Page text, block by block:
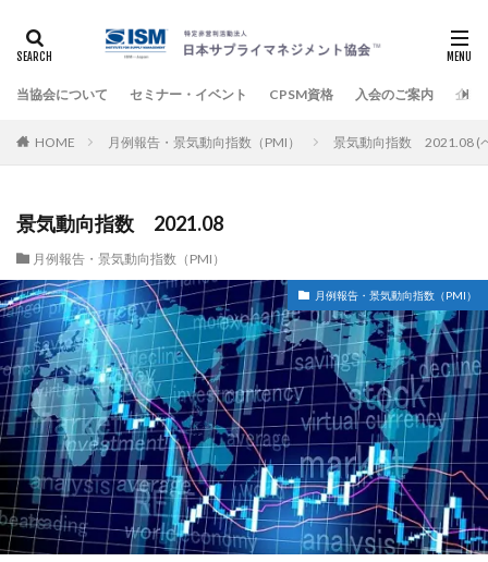
当協会について セミナー・イベント CPSM資格 入会のご案内 企業
HOME 月例報告・景気動向指数（PMI） 景気動向指数 2021.08 (
景気動向指数 2021.08
月例報告・景気動向指数（PMI）
月例報告・景気動向指数（PMI）